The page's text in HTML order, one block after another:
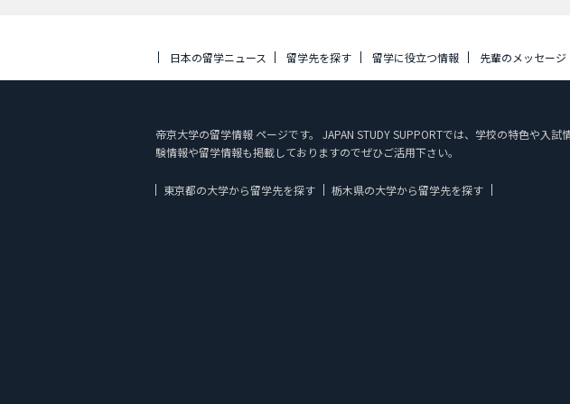
日本の留学ニュース 留学先を探す 留学に役立つ情報 先輩のメッセージ
帝京大学の留学情報 ページです。 JAPAN STUDY SUPPORTでは、学校の特色や入
験情報や留学情報も掲載しておりますのでぜひご活用下さい。
東京都の大学から留学先を探す 栃木県の大学から留学先を探す